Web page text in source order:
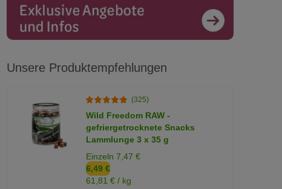
Unsere Produktempfehlungen
(325)
Wild Freedom RAW -
gefriergetrocknete Snacks
Lammlunge 3 x 35 g
Einzeln 7,47 €
6,49 €
61,81 € / kg